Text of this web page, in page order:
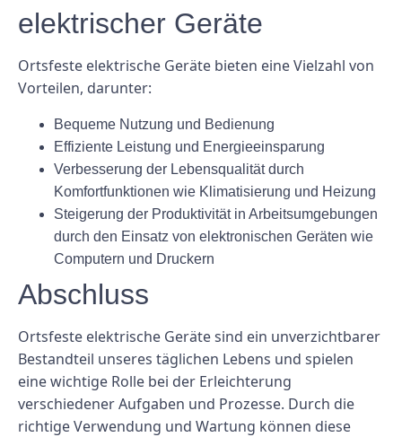
elektrischer Geräte
Ortsfeste elektrische Geräte bieten eine Vielzahl von
Vorteilen, darunter:
Bequeme Nutzung und Bedienung
Effiziente Leistung und Energieeinsparung
Verbesserung der Lebensqualität durch
Komfortfunktionen wie Klimatisierung und Heizung
Steigerung der Produktivität in Arbeitsumgebungen
durch den Einsatz von elektronischen Geräten wie
Computern und Druckern
Abschluss
Ortsfeste elektrische Geräte sind ein unverzichtbarer
Bestandteil unseres täglichen Lebens und spielen
eine wichtige Rolle bei der Erleichterung
verschiedener Aufgaben und Prozesse. Durch die
richtige Verwendung und Wartung können diese